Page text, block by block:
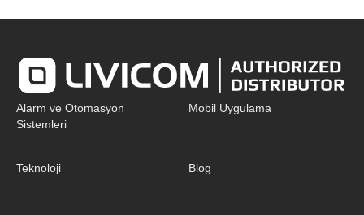
Alarm ve Otomasyon
Sistemleri
Mobil Uygulama
Teknoloji Blog